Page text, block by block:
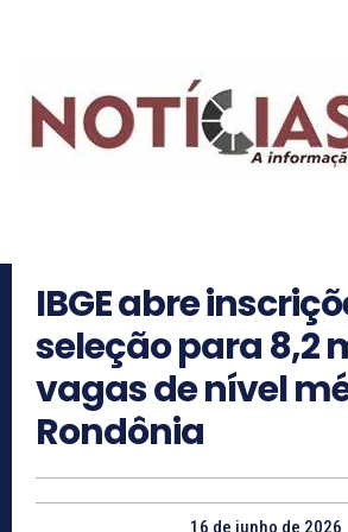
IBGE abre
seleção para 8,2
vagas de nível
Rondônia
16 de junho de 2026